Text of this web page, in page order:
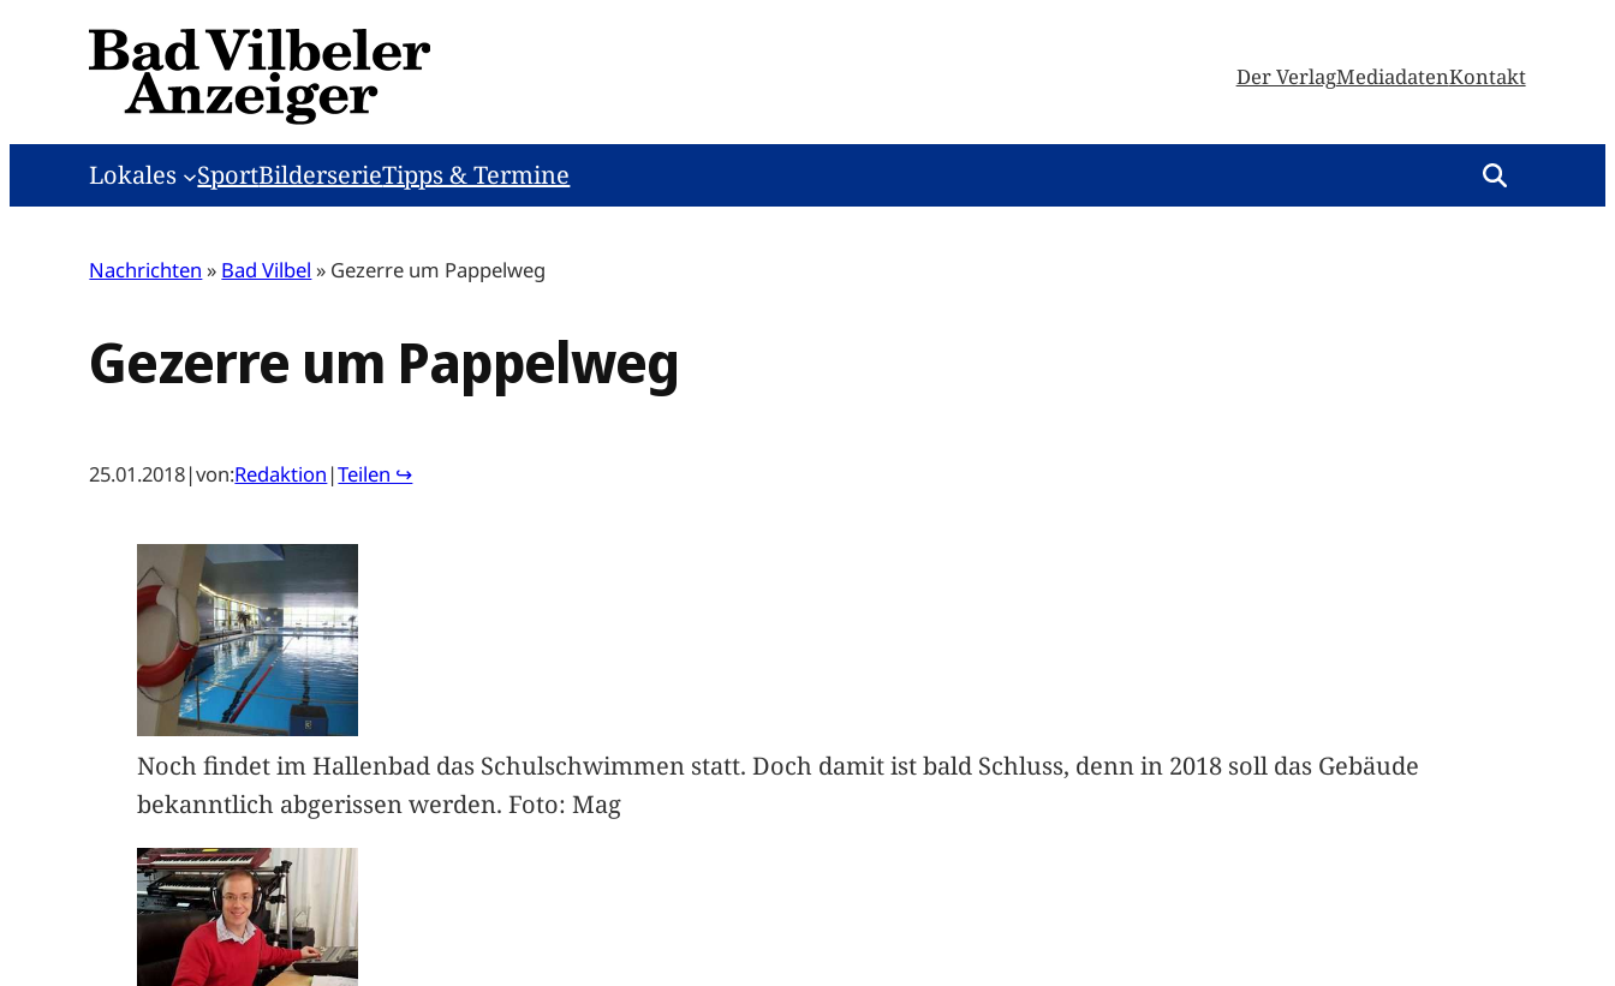
Der VerlagMediadatenKontakt
Lokales SportBilderserieTipps & Termine
Nachrichten » Bad Vilbel » Gezerre um Pappelweg
Gezerre um Pappelweg
25.01.2018|von:Redaktion |Teilen ↪
Noch findet im Hallenbad das Schulschwimmen statt. Doch damit ist bald Schluss, denn in 2018 soll das Gebäude
bekanntlich abgerissen werden. Foto: Mag